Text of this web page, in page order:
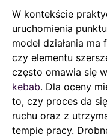
W kontekście
uruchomienia
model działania
czy elementu
często omawia się
kebab. Dla oceny
to, czy proces da
ruchu oraz z
tempie pracy.